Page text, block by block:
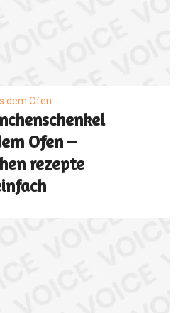
dem Ofen
Ofen –
rezepte